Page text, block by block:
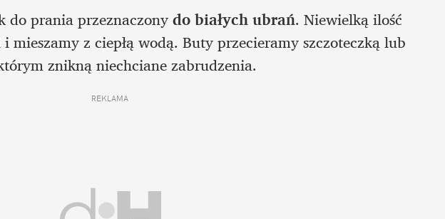
do prania przeznaczony do białych ubrań. Niewielką ilość
mieszamy z ciepłą wodą. Buty przecieramy szczoteczką lub
znikną niechciane zabrudzenia.
REKLAMA